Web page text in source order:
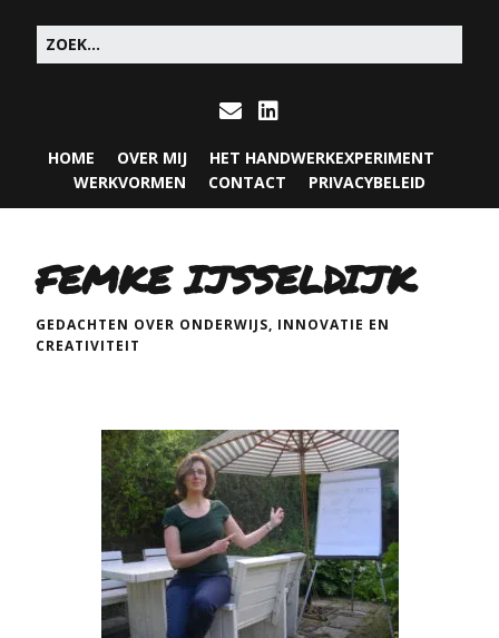
HOME OVER MIJ
HET HANDWERKEXPERIMENT
WERKVORMEN
CONTACT PRIVACYBELEID
FEMKE IJSSELDIJK
GEDACHTEN OVER ONDERWIJS, INNOVATIE EN
CREATIVITEIT